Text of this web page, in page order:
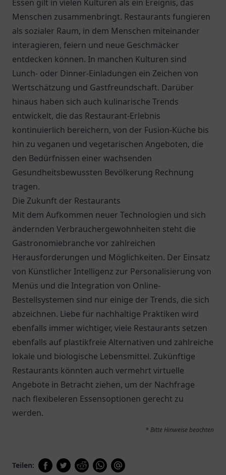
Essen gilt in vielen Kulturen als ein Ereignis, das
Menschen zusammenbringt. Restaurants fungieren
als sozialer Raum, in dem Menschen miteinander
interagieren, feiern und neue Geschmäcker
entdecken können. In manchen Kulturen sind
Lunch- oder Dinner-Einladungen ein Zeichen von
Wertschätzung und Gastfreundschaft. Darüber
hinaus haben sich auch kulinarische Trends
entwickelt, die das Restaurant-Erlebnis
kontinuierlich bereichern, von der Fusion-Küche bis
hin zu veganen und vegetarischen Angeboten, die
den Bedürfnissen einer wachsenden
Gesundheitsbewussten Bevölkerung Rechnung
tragen.
Die Zukunft der Restaurants
Mit dem Aufkommen neuer Technologien und sich
ändernden Verbrauchergewohnheiten steht die
Gastronomiebranche vor zahlreichen
Herausforderungen und Möglichkeiten. Der Einsatz
von Künstlicher Intelligenz zur Personalisierung von
Menüs und die Integration von Online-
Bestellsystemen sind nur einige der Trends, die sich
abzeichnen. Liebe für nachhaltige Praktiken wird
ebenfalls immer wichtiger, viele Restaurants setzen
ebenfalls auf plastikfreie Alternativen und zahlreiche
lokale und biologische Lebensmittel. Zukünftige
Restaurants könnten auch vermehrt virtuelle
Angebote in Betracht ziehen, um der Nachfrage
nach flexibeleren Essensoptionen gerecht zu
werden.
* Bitte Hinweise beachten
Teilen: